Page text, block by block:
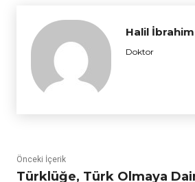
Halil
Doktor
Önceki İçerik
Türklüğe, Türk Olmaya